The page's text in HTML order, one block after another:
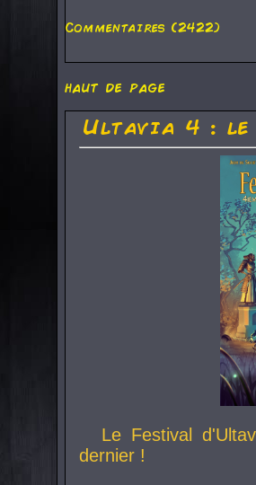
Commentaires (2422)
haut de page
Ultavia 4 :
Le Festival
dernier !